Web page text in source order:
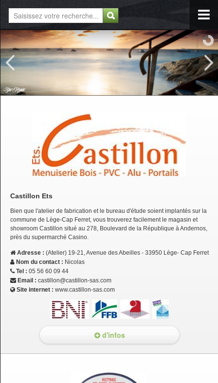
Castillon Ets
Bien que l'atelier de fabrication et le bureau d'étude soient implantés sur la
commune de Lège-Cap Ferret, vous trouverez facilement le magasin et
showroom Castillon situé au 278, Boulevard de la République à Andernos,
près du supermarché Casino.
Adresse : (Atelier) 19-21, Avenue des Abeilles - 33950 Lège- Cap Ferret
Nom du contact : Nicolas
Tel : 05 56 60 09 44
Email : castillon@castillon-sas.com
Site internet : www.castillon-sas.com
d'infos